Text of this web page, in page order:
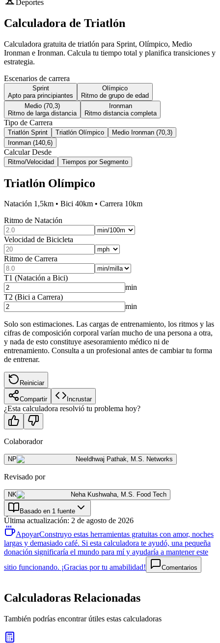
Deportes
Calculadora de Triatlón
Calculadora gratuita de triatlón para Sprint, Olímpico, Medio
Ironman e Ironman. Calcula tu tiempo total y planifica transiciones y
estrategia.
Escenarios de carrera
Sprint
Apto para principiantes
Olímpico
Ritmo de grupo de edad
Medio (70,3)
Ritmo de larga distancia
Ironman
Ritmo distancia completa
Tipo de Carrera
Triatlón Sprint Triatlón Olímpico
Medio Ironman (70,3)
Ironman (140,6)
Calcular Desde
Ritmo/Velocidad Tiempos por Segmento
Triatlón Olímpico
Natación 1,5km • Bici 40km • Carrera 10km
Ritmo de Natación
Velocidad de Bicicleta
Ritmo de Carrera
T1 (Natación a Bici)
min
T2 (Bici a Carrera)
min
Solo son estimaciones. Las cargas de entrenamiento, los ritmos y las
cifras de composición corporal varían mucho de una persona a otra,
y nada de esto constituye asesoramiento médico ni de
entrenamiento. Consulta a un profesional antes de cambiar tu forma
de entrenar.
Reiniciar
Compartir Incrustar
¿Esta calculadora resolvió tu problema hoy?
Colaborador
NP Neeldhwaj Pathak, M.S. Networks
Revisado por
NK Neha Kushwaha, M.S. Food Tech
Basado en 1 fuente
Última actualización: 2 de agosto de 2026
ApoyarConstruyo estas herramientas gratuitas con amor, noches
largas y demasiado café. Si esta calculadora te ayudó, una pequeña
donación significaría el mundo para mí y ayudaría a mantener este
sitio funcionando. ¡Gracias por tu amabilidad!
Comentarios
Calculadoras Relacionadas
También podrías encontrar útiles estas calculadoras